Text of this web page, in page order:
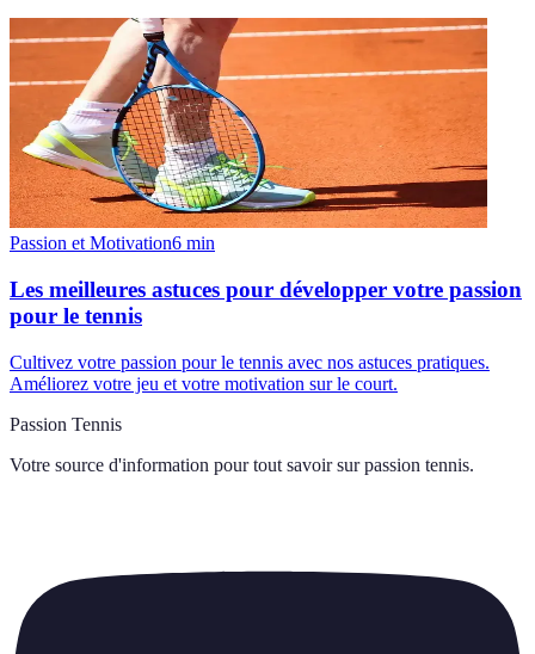
Passion et Motivation6 min
Les meilleures astuces pour développer votre passion
pour le tennis
Cultivez votre passion pour le tennis avec nos astuces pratiques.
Améliorez votre jeu et votre motivation sur le court.
Passion Tennis
Votre source d'information pour tout savoir sur passion tennis.